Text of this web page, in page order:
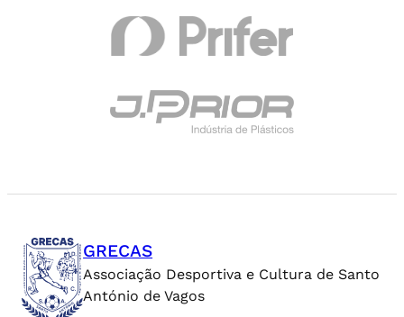
GRECAS
Associação Desportiva e Cultura de Santo
António de Vagos